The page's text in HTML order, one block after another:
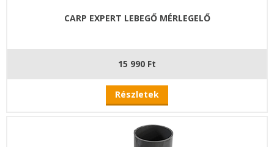
CARP EXPERT LEBEGŐ MÉRLEGELŐ
15 990 Ft
Részletek